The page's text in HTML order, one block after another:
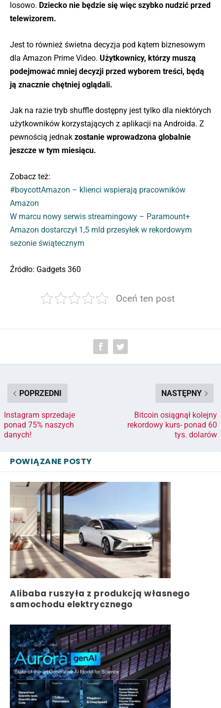
losowo. Dziecko nie będzie się więc szybko nudzić przed
telewizorem.
Jest to również świetna decyzja pod kątem biznesowym
dla Amazon Prime Video. Użytkownicy, którzy muszą
podejmować mniej decyzji przed wyborem treści, będą
ją znacznie chętniej oglądali.
Jak na razie tryb shuffle dostępny jest tylko dla niektórych
użytkowników korzystających z aplikacji na Androida. Z
pewnością jednak zostanie wprowadzona globalnie
jeszcze w tym miesiącu.
Zobacz też:
#boycottAmazon – klienci wspierają pracowników
Amazon
W marcu nowy serwis streamingowy – Paramount+
Amazon dostarczył 1,5 mld przesyłek w rekordowym
sezonie świątecznym
Źródło: Gadgets 360
Oceń ten post
POPRZEDNI
Instagram sprzedaje
ponad 75% naszych
danych!
NASTĘPNY
Bitcoin osiągnął kolejny
rekordowy kurs- ponad 60
tys. dolarów
POWIĄZANE POSTY
Alibaba ruszyła z produkcją własnego
samochodu elektrycznego